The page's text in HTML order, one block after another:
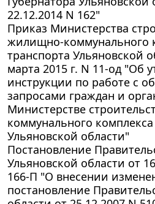
22.12.2014 N 162"
Приказ Министерства
жилищно-коммунального
транспорта Ульяновской
марта 2015 г. N 11-од "Об
инструкции по работе с
запросами граждан и
Министерстве
коммунального
Ульяновской области"
Постановление
Ульяновской области от
166-П "О внесении
постановление